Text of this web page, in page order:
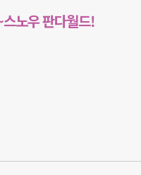
노우 판다월드!